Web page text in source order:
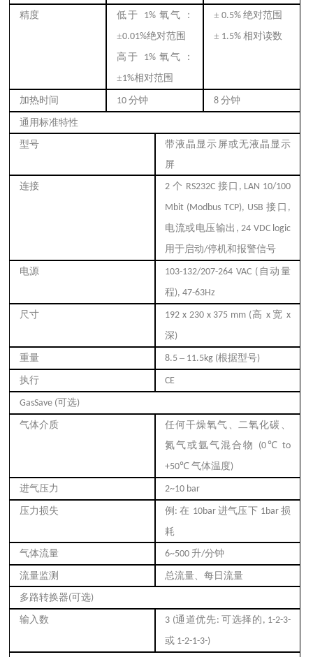
精度 低于 1%氧气：
±0.01%绝对范围
高于
1%氧气：
±1%相对范围
± 0.5% 绝对范围
± 1.5% 相对读数
加热时间 10 分钟 8 分钟
通用标准特性
型号
带液晶显示屏或无液晶显示
屏
连接 2 个 RS232C接口 , LAN 10/100
Mbit (Modbus TCP), USB接口 ,
电流或电压输出 , 24 VDC logic
用于启动/停机和报警信号
电源 103-132/207-264 VAC (自动量
程), 47-63Hz
尺寸 192 x 230 x 375 mm ( 高 x 宽x
深)
重量 8.5– 11.5kg (根据型号)
执行 CE
GasSave (可选)
气体介质
任何干燥氧气、二氧化碳、
氮气或氩气混合物
(0℃ to
+50℃ 气体温度)
进气压力 2~10 bar
压力损失 例 :在 10bar进气压下 1bar损
耗
气体流量 6~500 升/分钟
流量监测 总流量、每日流量
多路转换器(可选)
输入数 3 (通道优先: 可选择的 , 1-2-3-
或 1-2-1-3-)